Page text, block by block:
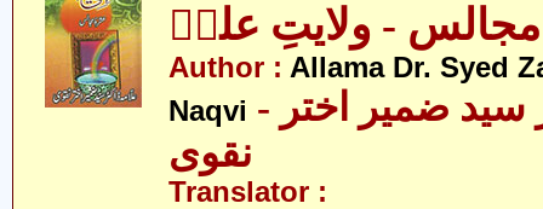
مجالس - ولایتِ علیؑ
Author : Allama Dr. Syed
Naqvi - علامہ ڈاکٹر سید ضمیر اختر
نقوی
Translator :